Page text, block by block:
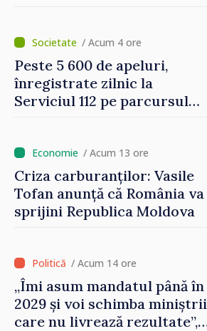
două regulamente din
domeniu
/ Acum 4 ore
Peste 5 600 de apeluri,
înregistrate zilnic la
Serviciul 112 pe parcursul
ambulanța/ Acum 13 ore
Criza carburanților: Vasile
Tofan anunță că România va
sprijini Republica Moldova
/ Acum 14 ore
„Îmi asum mandatul până în
2029 și voi schimba miniștrii
care nu livrează rezultate”,